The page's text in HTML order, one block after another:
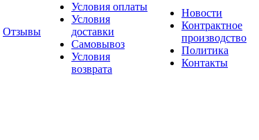
Отзывы
Условия оплаты
Условия
доставки
Самовывоз
Условия
возврата
Новости
Контрактное
производство
Политика
Контакты